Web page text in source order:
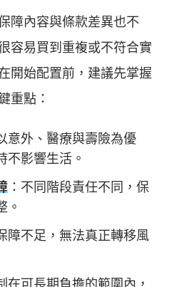
障內容與條款差異也不
容易買到重複或不符合實
開始配置前，建議先掌握
重點：
意外、醫療與壽險為優
不影響生活。
：不同階段責任不同，保
。
障不足，無法真正轉移風
在可長期負擔的範圍內，